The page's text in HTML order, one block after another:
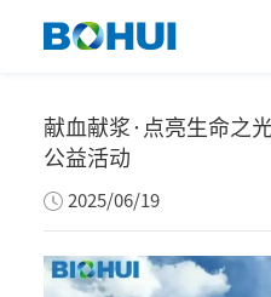
献血献浆·点亮生命之
公益活动
2025/06/19